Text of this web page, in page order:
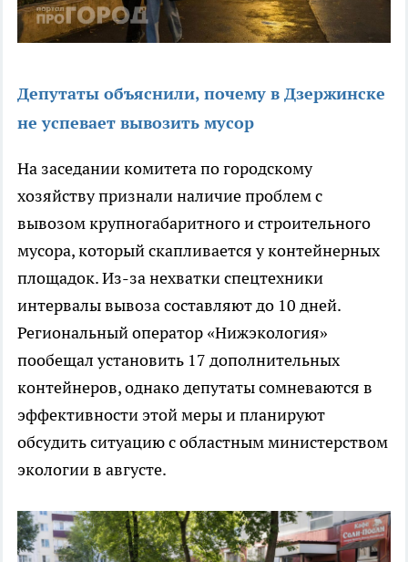
Депутаты объяснили, почему в Дзержинске
не успевает вывозить мусор
На заседании комитета по городскому
хозяйству признали наличие проблем с
вывозом крупногабаритного и строительного
мусора, который скапливается у контейнерных
площадок. Из-за нехватки спецтехники
интервалы вывоза составляют до 10 дней.
Региональный оператор «Нижэкология»
пообещал установить 17 дополнительных
контейнеров, однако депутаты сомневаются в
эффективности этой меры и планируют
обсудить ситуацию с областным министерством
экологии в августе.